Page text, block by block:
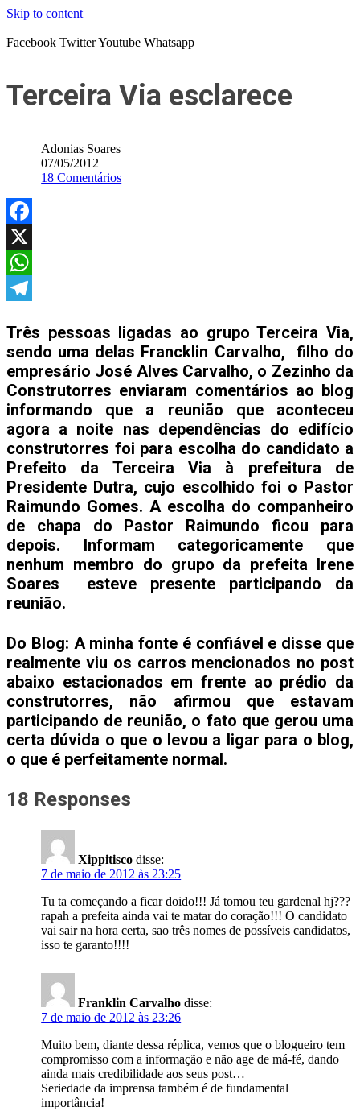
Skip to content
Facebook TwitterYoutube Whatsapp
Terceira Via esclarece
Adonias Soares
07/05/2012
18 Comentários
Facebook
X
WhatsApp
Três pessoas ligadas ao grupo Terceira Via,
sendo uma delas Francklin Carvalho, filho do
empresário José Alves Carvalho, o Zezinho da
Construtorres enviaram comentários ao blog
informando que a reunião que aconteceu
agora a noite nas dependências do edifício
construtorres foi para escolha do candidato a
Prefeito da Terceira Via à prefeitura de
Presidente Dutra, cujo escolhido foi o Pastor
Raimundo Gomes. A escolha do companheiro
de chapa do Pastor Raimundo ficou para
depois. Informam categoricamente que
nenhum membro do grupo da prefeita Irene
Soares esteve presente participando da
reunião.
Do Blog: A minha fonte é confiável e disse que
realmente viu os carros mencionados no post
abaixo estacionados em frente ao prédio da
construtorres, não afirmou que estavam
participando de reunião, o fato que gerou uma
certa dúvida o que o levou a ligar para o blog,
o que é perfeitamente normal.
18 Responses
Xippitisco disse:
7 de maio de 2012 às 23:25
Tu ta começando a ficar doido!!! Já tomou teu gardenal hj???
rapah a prefeita ainda vai te matar do coração!!! O candidato
vai sair na hora certa, sao três nomes de possíveis candidatos,
isso te garanto!!!!
Franklin Carvalho disse:
7 de maio de 2012 às 23:26
Muito bem, diante dessa réplica, vemos que o blogueiro tem
compromisso com a informação e não age de má-fé, dando
ainda mais credibilidade aos seus post…
Seriedade da imprensa também é de fundamental
importância!